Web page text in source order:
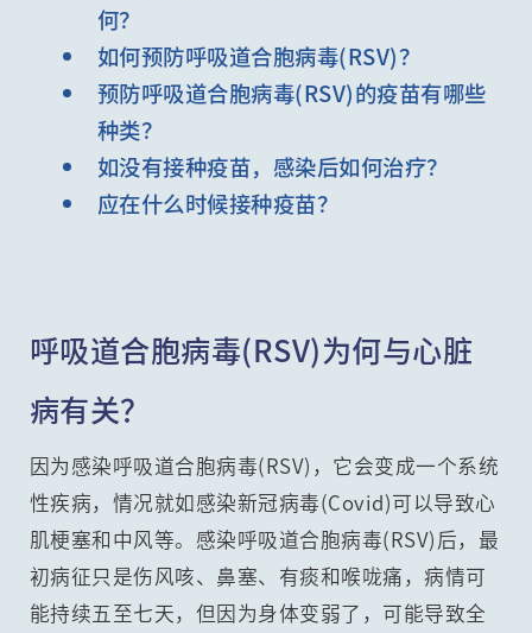
何？
如何预防呼吸道合胞病毒(RSV)？
预防呼吸道合胞病毒(RSV)的疫苗有哪些
种类？
如没有接种疫苗，感染后如何治疗？
应在什么时候接种疫苗？
呼吸道合胞病毒(RSV)为何与心脏
病有关？
因为感染呼吸道合胞病毒(RSV)，它会变成一个系统
性疾病，情况就如感染新冠病毒(Covid)可以导致心
肌梗塞和中风等。感染呼吸道合胞病毒(RSV)后，最
初病征只是伤风咳、鼻塞、有痰和喉咙痛，病情可
能持续五至七天，但因为身体变弱了，可能导致全